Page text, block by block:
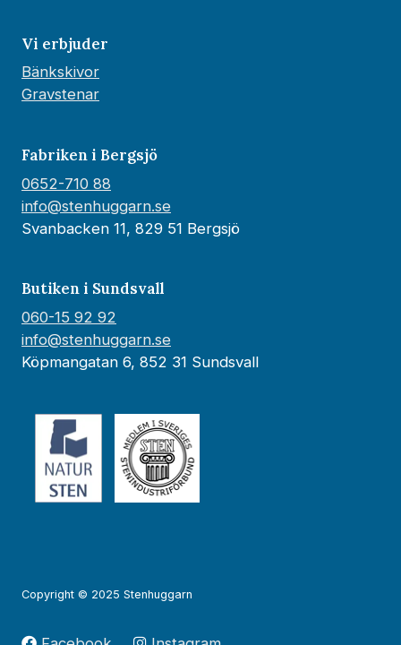
Vi erbjuder
Bänkskivor
Gravstenar
Fabriken i Bergsjö
0652-710 88
info@stenhuggarn.se
Svanbacken 11, 829 51 Bergsjö
Butiken i Sundsvall
060-15 92 92
info@stenhuggarn.se
Köpmangatan 6, 852 31 Sundsvall
Copyright © 2025 Stenhuggarn